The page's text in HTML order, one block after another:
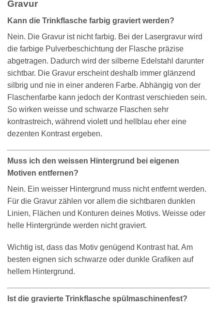
Gravur
Kann die Trinkflasche farbig graviert werden?
Nein. Die Gravur ist nicht farbig. Bei der Lasergravur wird
die farbige Pulverbeschichtung der Flasche präzise
abgetragen. Dadurch wird der silberne Edelstahl darunter
sichtbar. Die Gravur erscheint deshalb immer glänzend
silbrig und nie in einer anderen Farbe. Abhängig von der
Flaschenfarbe kann jedoch der Kontrast verschieden sein.
So wirken weisse und schwarze Flaschen sehr
kontrastreich, während violett und hellblau eher eine
dezenten Kontrast ergeben.
Muss ich den weissen Hintergrund bei eigenen
Motiven entfernen?
Nein. Ein weisser Hintergrund muss nicht entfernt werden.
Für die Gravur zählen vor allem die sichtbaren dunklen
Linien, Flächen und Konturen deines Motivs. Weisse oder
helle Hintergründe werden nicht graviert.
Wichtig ist, dass das Motiv genügend Kontrast hat. Am
besten eignen sich schwarze oder dunkle Grafiken auf
hellem Hintergrund.
Ist die gravierte Trinkflasche spülmaschinenfest?